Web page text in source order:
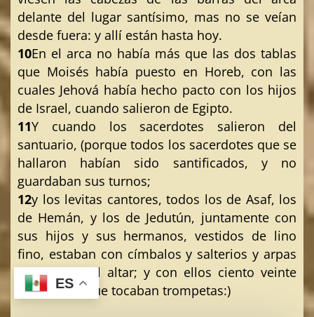
delante del lugar santísimo, mas no se veían
desde fuera: y allí están hasta hoy.
10En el arca no había más que las dos tablas
que Moisés había puesto en Horeb, con las
cuales Jehová había hecho pacto con los hijos
de Israel, cuando salieron de Egipto.
11Y cuando los sacerdotes salieron del
santuario, (porque todos los sacerdotes que se
hallaron habían sido santificados, y no
guardaban sus turnos;
12y los levitas cantores, todos los de Asaf, los
de Hemán, y los de Jedutún, juntamente con
sus hijos y sus hermanos, vestidos de lino
fino, estaban con címbalos y salterios y arpas
al oriente del altar; y con ellos ciento veinte
sacerdotes que tocaban trompetas:)
ES